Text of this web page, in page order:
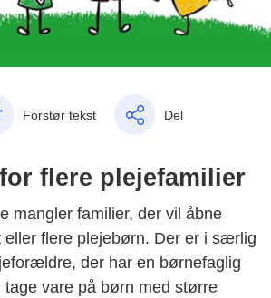
Forstør tekst Del
flere plejefamilier
mangler familier, der vil åbne
eller flere plejebørn. Der er i særlig
der har en børnefaglig
tage vare på børn med større